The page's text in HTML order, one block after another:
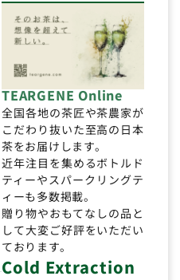
TEARGENE Online
全国各地の茶匠や茶農家が
こだわり抜いた至高の日本
茶をお届けします。
近年注目を集めるボトルド
ティーやスパークリングテ
ィーも多数掲載。
贈り物やおもてなしの品と
して大変ご好評をいただい
ております。
Cold Extraction